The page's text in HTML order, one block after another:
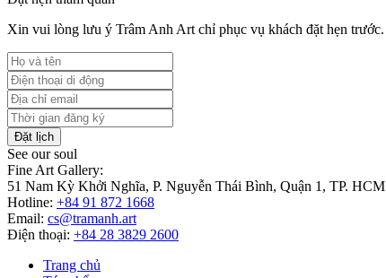
Xin vui lòng lưu ý Trâm Anh Art chỉ phục vụ khách đặt hẹn trước.
Đặt lịch
See our soul
Fine Art Gallery:
51 Nam Kỳ Khởi Nghĩa, P. Nguyễn Thái Bình, Quận 1, TP. HCM
Hotline: +84 91 872 1668
Email: cs@tramanh.art
Điện thoại: +84 28 3829 2600
Trang chủ